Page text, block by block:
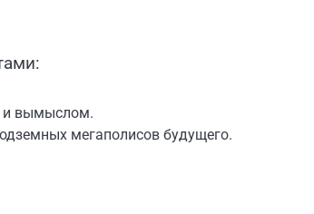
и вымыслом.
мегаполисов будущего.